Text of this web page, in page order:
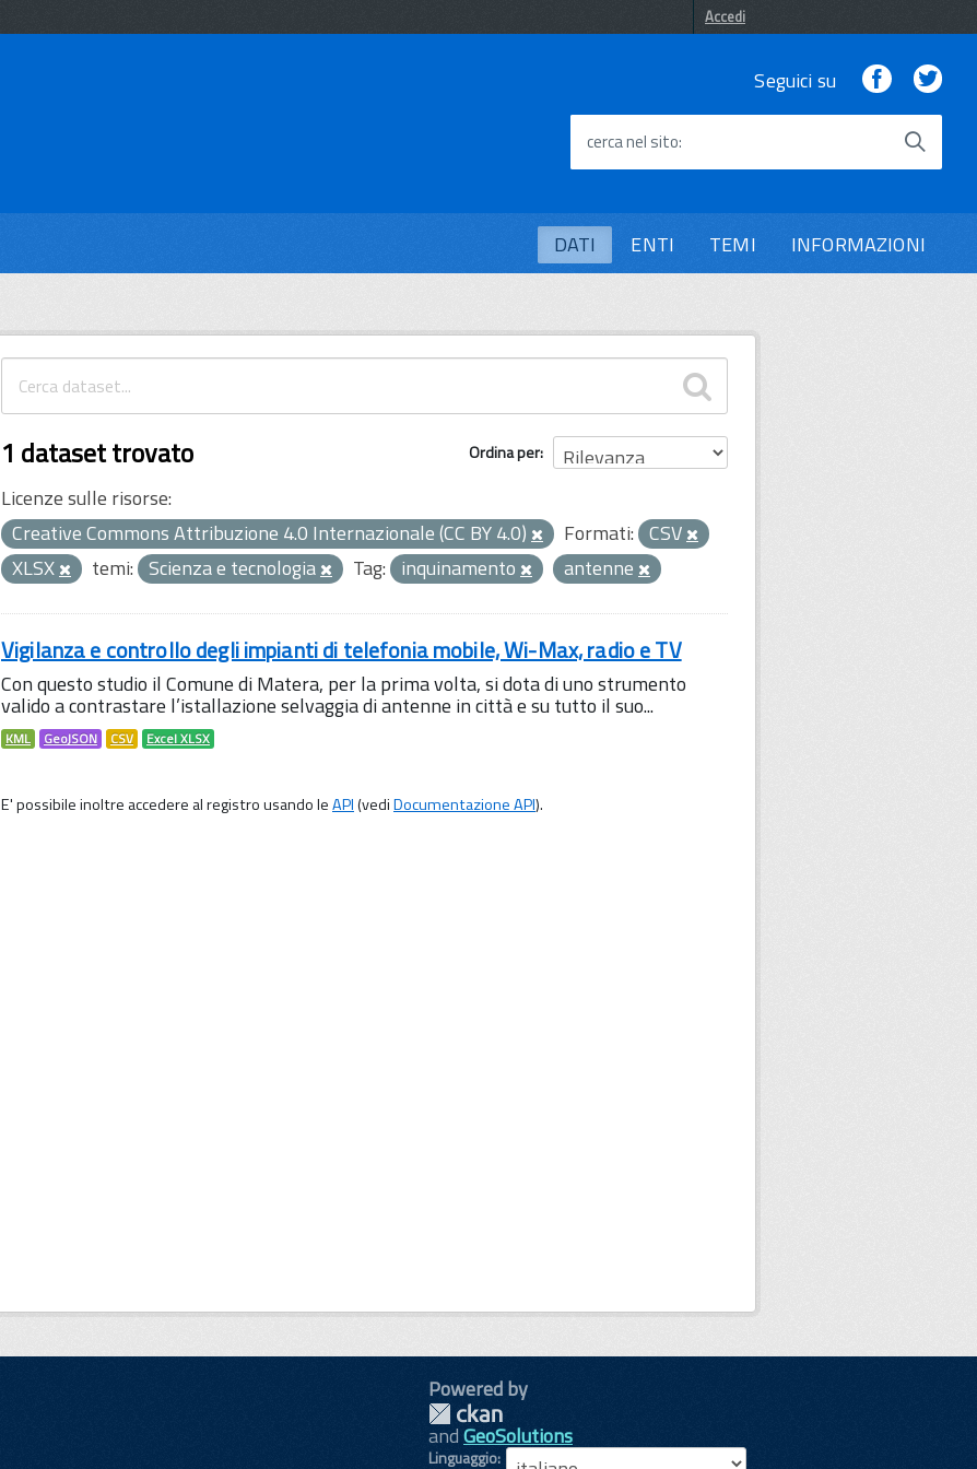
Accedi
Seguici su Facebook
cerca nel sito
DATI ENTI TEMI INFORMAZIONI
Ordina per
1 dataset trovato
Licenze sulle risorse:
Creative Commons Attribuzione 4.0 Internazionale (CC BY 4.0)
Formati: CSV
XLSX
temi: Scienza e tecnologia Tag: inquinamento antenne
Vigilanza e controllo degli impianti di telefonia mobile, Wi-Max, radio e TV
Con questo studio il Comune di Matera, per la prima volta, si dota di uno strumento
valido a contrastare l’istallazione selvaggia di antenne in città e su tutto il suo...
KML GeoJSON CSV Excel XLSX
E' possibile inoltre accedere al registro usando leAPI(vediDocumentazione API).
Powered by
andGeoSolutions
Linguaggio